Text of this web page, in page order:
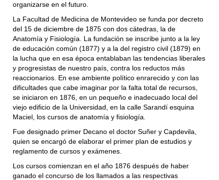
organizarse en el futuro.
La Facultad de Medicina de Montevideo se funda por decreto
del 15 de diciembre de 1875 con dos cátedras, la de
Anatomía y Fisiología. La fundación se inscribe junto a la ley
de educación común (1877) y a la del registro civil (1879) en
la lucha que en esa época entablaban las tendencias liberales
y progresistas de nuestro país, contra los reductos más
reaccionarios. En ese ambiente político enrarecido y con las
dificultades que cabe imaginar por la falta total de recursos,
se iniciaron en 1876, en un pequeño e inadecuado local del
viejo edificio de la Universidad, en la calle Sarandí esquina
Maciel, los cursos de anatomía y fisiología.
Fue designado primer Decano el doctor Suñer y Capdevila,
quien se encargó de elaborar el primer plan de estudios y
reglamento de cursos y exámenes.
Los cursos comienzan en el año 1876 después de haber
ganado el concurso de los llamados a las respectivas